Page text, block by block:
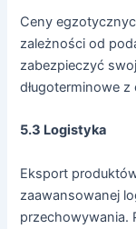
Ceny
zależności od
zabezpieczyć
długoterminowe z
5.3 Logistyka
Eksport
zaawansowanej
przechowywania.